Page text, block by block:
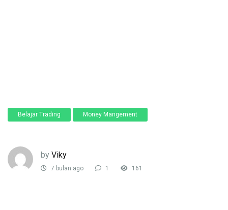
Belajar Trading Money Mangement
by Viky
7 bulan ago 1 161